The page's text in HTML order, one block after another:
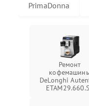
PrimaDonna
Ремонт
DeLonghi